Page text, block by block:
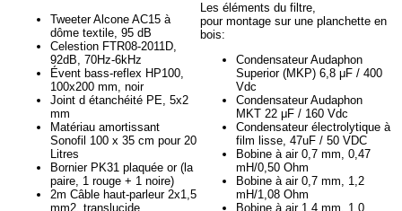
Tweeter Alcone AC15 à
dôme textile, 95 dB
Celestion FTR08-2011D,
92dB, 70Hz-6kHz
Évent bass-reflex HP100,
100x200 mm, noir
Joint d étanchéité PE, 5x2
mm
Matériau amortissant
Sonofil 100 x 35 cm pour 20
Litres
Bornier PK31 plaquée or (la
paire, 1 rouge + 1 noire)
2m Câble haut-parleur 2x1,5
mm2, translucide
Les éléments du filtre,
pour montage sur une planchette en
bois:
Condensateur Audaphon
Superior (MKP) 6,8 μF / 400
Vdc
Condensateur Audaphon
MKT 22 μF / 160 Vdc
Condensateur électrolytique à
film lisse, 47uF / 50 VDC
Bobine à air 0,7 mm, 0,47
mH/0,50 Ohm
Bobine à air 0,7 mm, 1,2
mH/1,08 Ohm
Bobine à air 1,4 mm, 1,0